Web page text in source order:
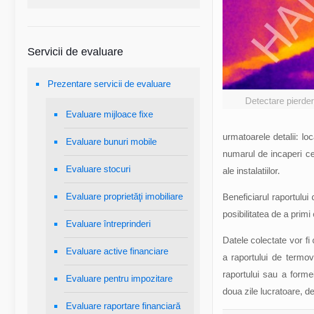
Detectare
urmatoarele detalii:
numarul de incaperi
ale instalatiilor.
Beneficiarul
posibilitatea de a
Datele colectate vor fi
a raportului de
raportului sau a
doua zile lucratoare,
Servicii de evaluare
Prezentare servicii de evaluare
Evaluare mijloace fixe
Evaluare bunuri mobile
Evaluare stocuri
Evaluare proprietăţi imobiliare
Evaluare întreprinderi
Evaluare active financiare
Evaluare pentru impozitare
Evaluare raportare financiară